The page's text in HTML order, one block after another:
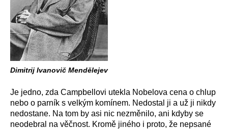
Dimitrij Ivanovič Mendělejev
Je jedno, zda Campbellovi utekla Nobelova cena o chlup
nebo o parník s velkým komínem. Nedostal ji a už ji nikdy
nedostane. Na tom by asi nic nezměnilo, ani kdyby se
neodebral na věčnost. Kromě jiného i proto, že nepsané